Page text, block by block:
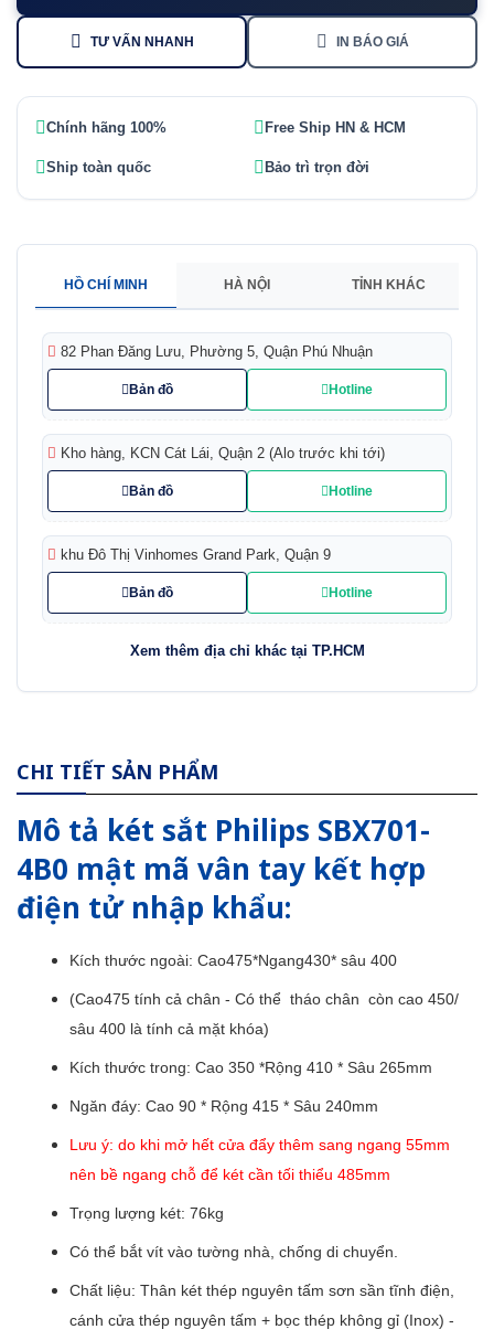
TƯ VẤN NHANH IN BÁO GIÁ
Chính hãng 100% Free Ship HN & HCM
Ship toàn quốc Bảo trì trọn đời
HỒ CHÍ MINH HÀ NỘI TỈNH KHÁC
82 Phan Đăng Lưu, Phường 5, Quận Phú Nhuận
Bản đồ Hotline
Kho hàng, KCN Cát Lái, Quận 2 (Alo trước khi tới)
Bản đồ Hotline
khu Đô Thị Vinhomes Grand Park, Quận 9
Bản đồ Hotline
Xem thêm địa chỉ khác tại TP.HCM
CHI TIẾT SẢN PHẨM
Mô tả két sắt Philips SBX701-
4B0 mật mã vân tay kết hợp
điện tửnhập khẩu:
Kích thước ngoài: Cao475*Ngang430* sâu 400
(Cao475 tính cả chân - Có thể tháo chân còn cao 450/
sâu 400 là tính cả mặt khóa)
Kích thước trong: Cao 350 *Rộng 410 * Sâu 265mm
Ngăn đáy: Cao 90 * Rộng 415 * Sâu 240mm
Lưu ý: do khi mở hết cửa đẩy thêm sang ngang 55mm
nên bề ngang chỗ để két cần tối thiểu 485mm
Trọng lượng két: 76kg
Có thể bắt vít vào tường nhà, chống di chuyển.
Chất liệu: Thân két thép nguyên tấm sơn sần tĩnh điện,
cánh cửa thép nguyên tấm + bọc thép không gỉ (Inox) -